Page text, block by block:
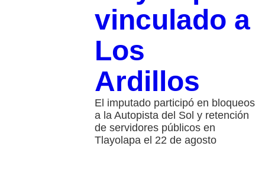
vinculado a
Los
Ardillos
El imputado participó en bloqueos
a la Autopista del Sol y retención
de servidores públicos en
Tlayolapa el 22 de agosto